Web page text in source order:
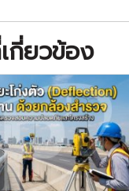
กี่ยวข้อง